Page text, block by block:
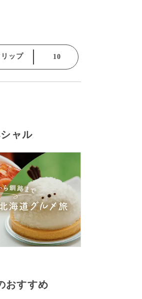
リップ 10
ャル
おすすめ